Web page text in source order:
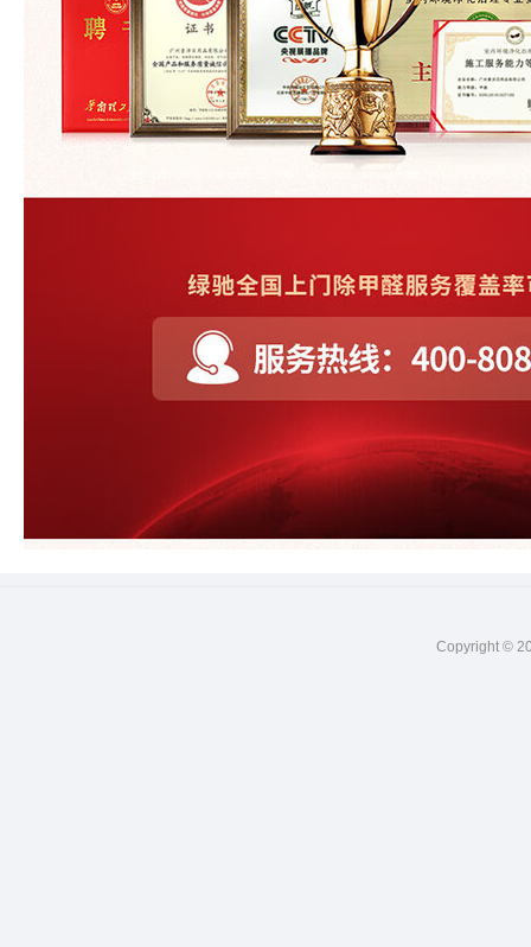
Copyright ©